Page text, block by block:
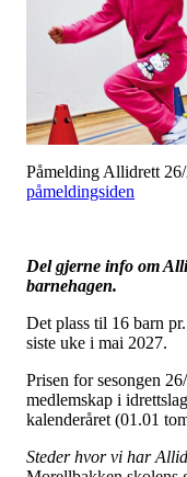
Påmelding Allidrett 26/
påmeldingsiden
Del gjerne info om
barnehagen.
Det plass til 16 barn
siste uke i mai 2027.
Prisen for sesongen
medlemskap i
kalenderåret (01.01
Steder hvor vi har